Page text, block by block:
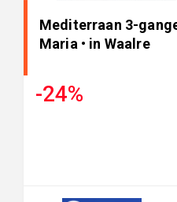
Mediterraan 3-
Maria • in Waalre
-24%